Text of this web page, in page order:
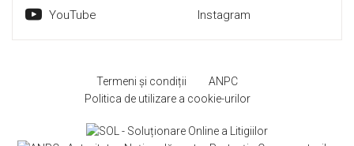
YouTube Instagram
Termeni și condiții
ANPC
Politica de utilizare a cookie-urilor